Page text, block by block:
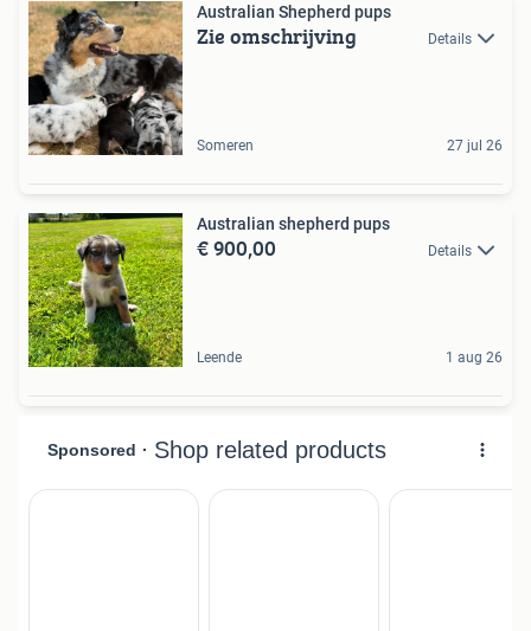
Australian Shepherd pups
Zie omschrijving Details
Someren 27 jul 26
Australian shepherd pups
€ 900,00 Details
Leende 1 aug 26